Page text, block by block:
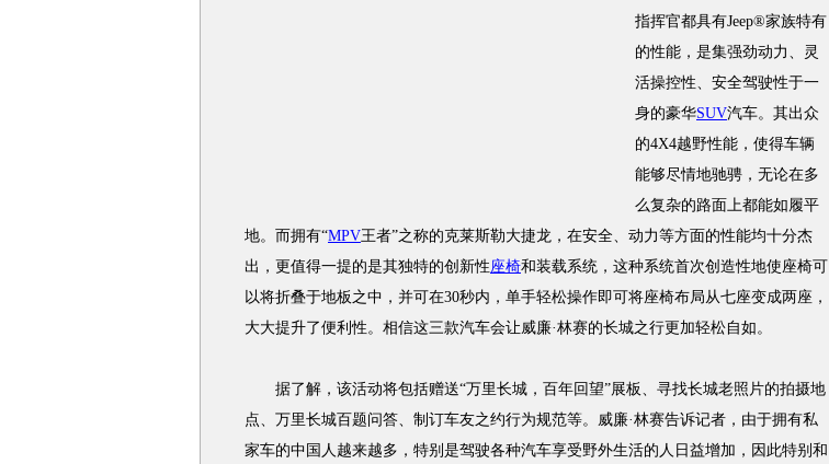
指挥官都具有Jeep®家族特有
的性能，是集强劲动力、灵
活操控性、安全驾驶性于一
身的豪华SUV汽车。其出众
的4X4越野性能，使得车辆
能够尽情地驰骋，无论在多
么复杂的路面上都能如履平
地。而拥有“MPV王者”之称的克莱斯勒大捷龙，在安全、动力等方面的性能均十分杰
出，更值得一提的是其独特的创新性座椅和装载系统，这种系统首次创造性地使座椅可
以将折叠于地板之中，并可在30秒内，单手轻松操作即可将座椅布局从七座变成两座，
大大提升了便利性。相信这三款汽车会让威廉·林赛的长城之行更加轻松自如。
据了解，该活动将包括赠送“万里长城，百年回望”展板、寻找长城老照片的拍摄地
点、万里长城百题问答、制订车友之约行为规范等。威廉·林赛告诉记者，由于拥有私
家车的中国人越来越多，特别是驾驶各种汽车享受野外生活的人日益增加，因此特别和